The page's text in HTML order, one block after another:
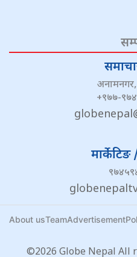
+९७७-
मार्केटिङ
About usTeamAdvertisement
©2026 Globe Nepal All